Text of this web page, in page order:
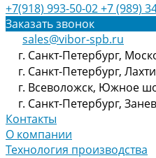
+7(918) 993-50-02+7 (989)
Заказать звонок
sales@vibor-spb.ru
г. Санкт-Петербург,
г. Санкт-Петербург,
г. Всеволожск, Южное
г. Санкт-Петербург,
Контакты
О компании
Технология производства